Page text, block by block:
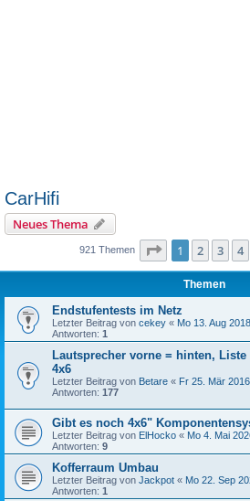
CarHifi
Neues Thema
921 Themen Seite 1von 47
1 2 3 4
Themen
Endstufentests im Netz
Letzter Beitrag von cekey « Mo 13. Aug
Antworten: 1
Lautsprecher vorne = hinten,
4x6
Letzter Beitrag von Betare « Fr 25. Mär
Antworten: 177
Gibt es noch 4x6"
Letzter Beitrag von ElHocko « Mo 4. Mai
Antworten: 9
Kofferraum Umbau
Letzter Beitrag von Jackpot « Mo 22. Sep
Antworten: 1